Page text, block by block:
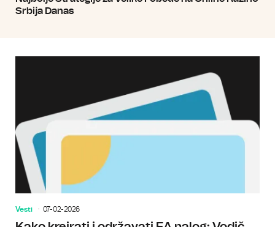
Srbija Danas
Vesti 07-02-2026